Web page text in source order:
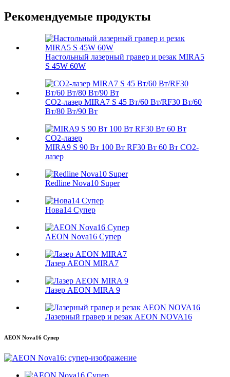
Рекомендуемые продукты
Настольный лазерный гравер и резак MIRA5
S 45W 60W
CO2-лазер MIRA7 S 45 Вт/60 Вт/RF30 Вт/60
Вт/80 Вт/90 Вт
MIRA9 S 90 Вт 100 Вт RF30 Вт 60 Вт CO2-
лазер
Redline Nova10 Super
Нова14 Супер
AEON Nova16 Супер
Лазер AEON MIRA7
Лазер AEON MIRA 9
Лазерный гравер и резак AEON NOVA16
AEON Nova16 Супер